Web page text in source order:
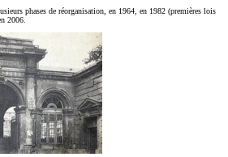
phases de réorganisation, en 1964, en 1982 (premières lois
2006.